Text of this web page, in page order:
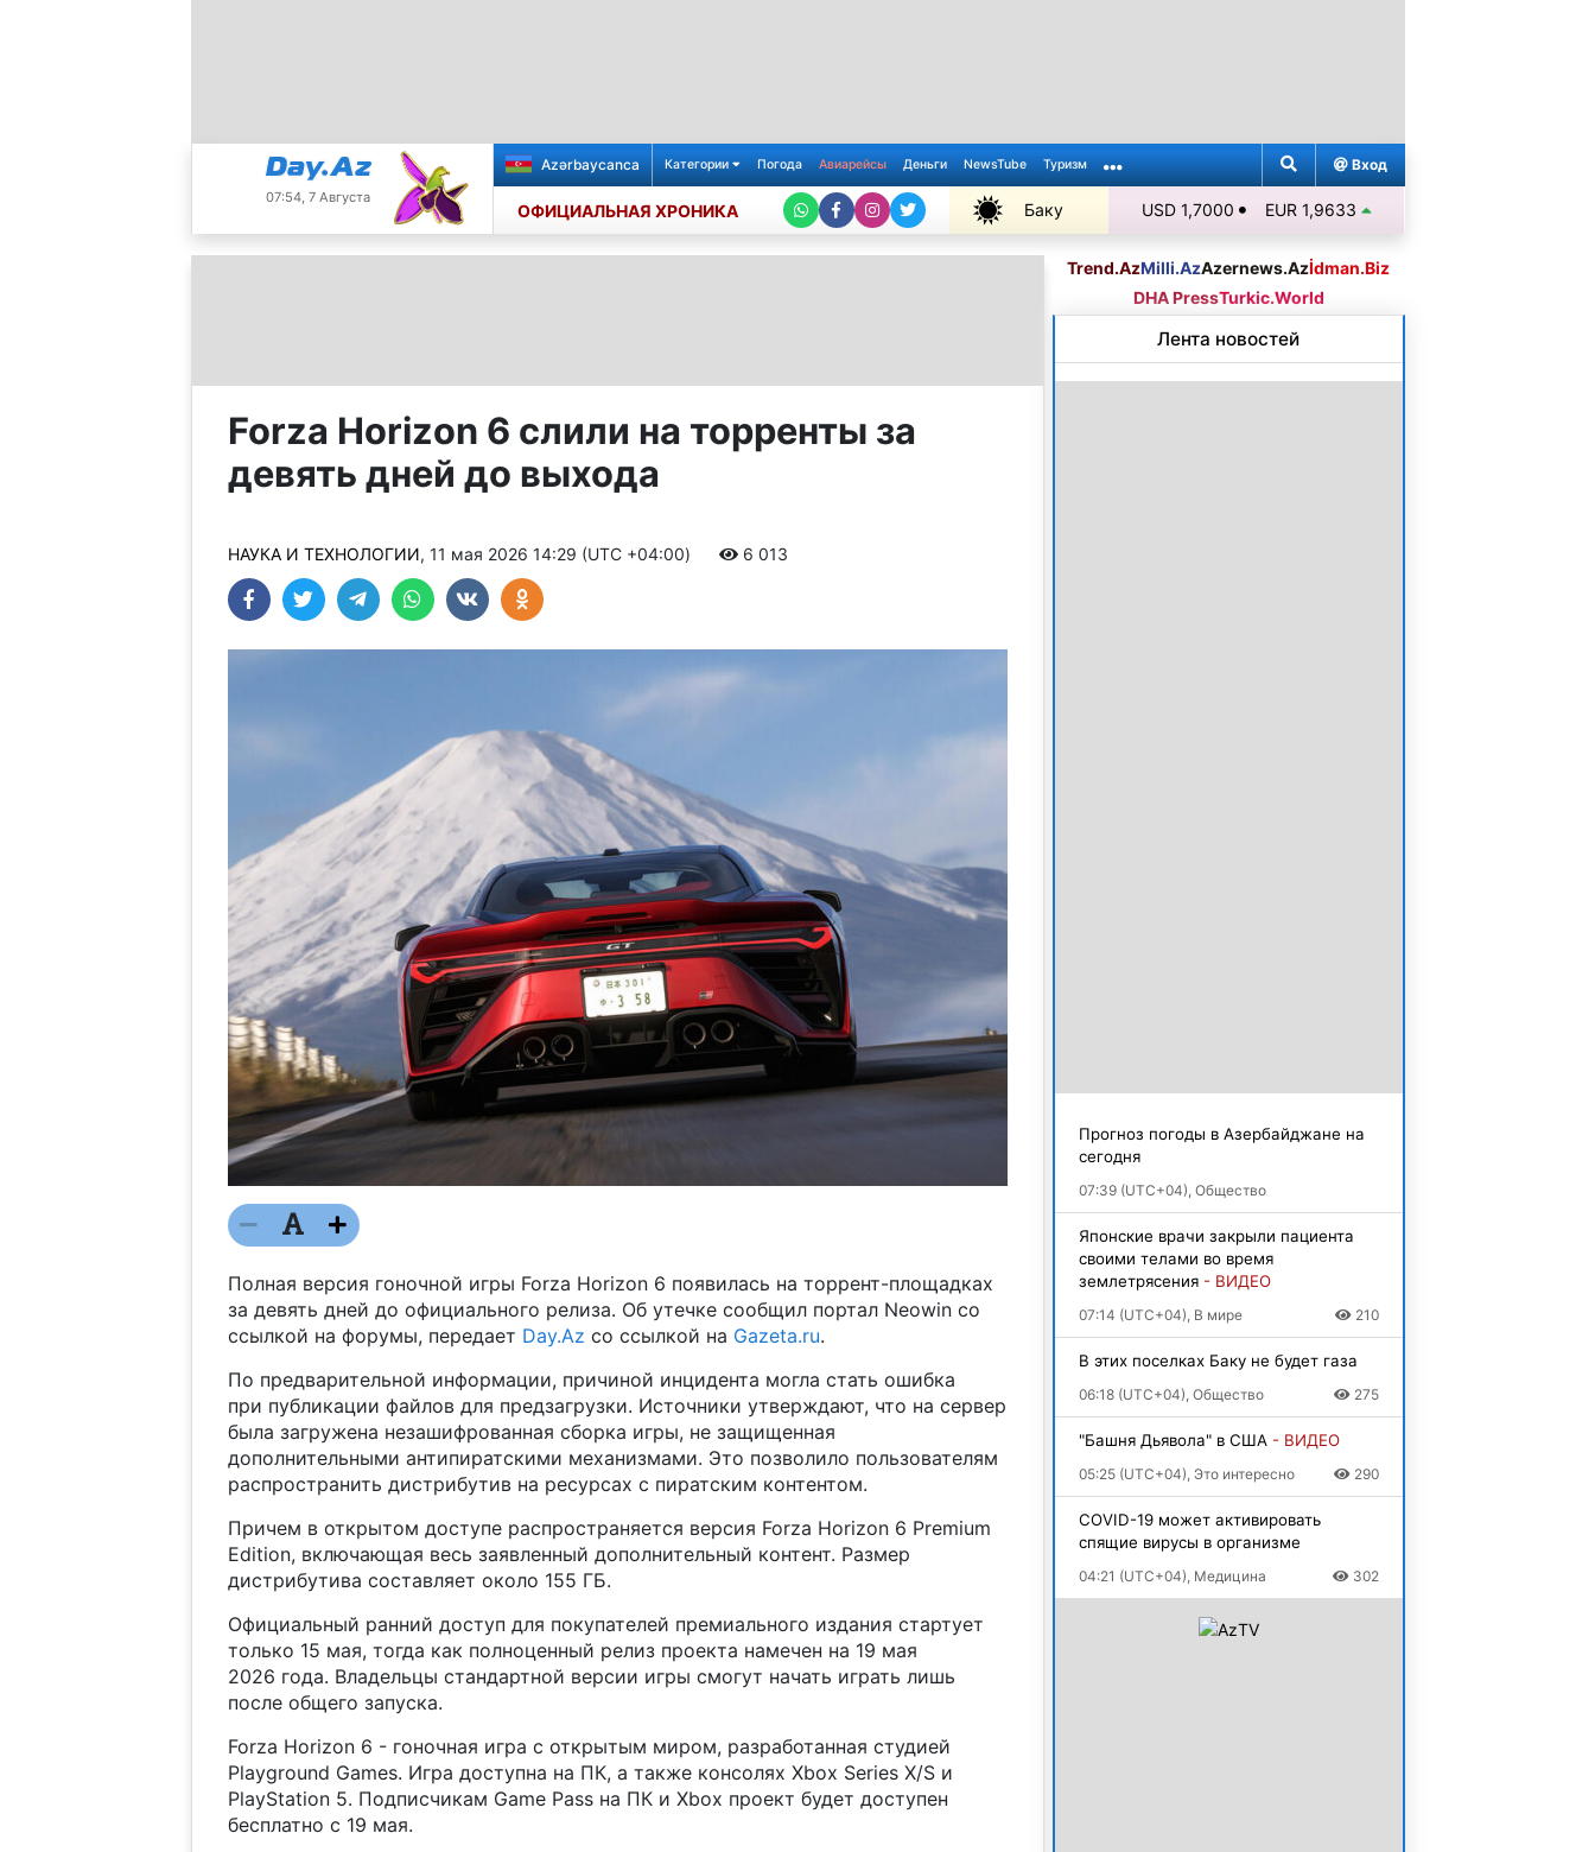
07:54, 7 Августа
Azərbaycanca Категории Погода Авиарейсы Деньги NewsTube Туризм Вход
ОФИЦИАЛЬНАЯ ХРОНИКА Баку
+26℃
USD 1,7000 EUR 1,9633
Forza Horizon 6 слили на торренты за
девять дней до выхода
НАУКА И ТЕХНОЛОГИИ, 11 мая 2026 14:29 (UTC +04:00) 6 013
Полная версия гоночной игры Forza Horizon 6 появилась на торрент-площадках
за девять дней до официального релиза. Об утечке сообщил портал Neowin со
ссылкой на форумы, передает Day.Az со ссылкой на Gazeta.ru.
По предварительной информации, причиной инцидента могла стать ошибка
при публикации файлов для предзагрузки. Источники утверждают, что на сервер
была загружена незашифрованная сборка игры, не защищенная
дополнительными антипиратскими механизмами. Это позволило пользователям
распространить дистрибутив на ресурсах с пиратским контентом.
Причем в открытом доступе распространяется версия Forza Horizon 6 Premium
Edition, включающая весь заявленный дополнительный контент. Размер
дистрибутива составляет около 155 ГБ.
Официальный ранний доступ для покупателей премиального издания стартует
только 15 мая, тогда как полноценный релиз проекта намечен на 19 мая
2026 года. Владельцы стандартной версии игры смогут начать играть лишь
после общего запуска.
Forza Horizon 6 - гоночная игра с открытым миром, разработанная студией
Playground Games. Игра доступна на ПК, а также консолях Xbox Series X/S и
PlayStation 5. Подписчикам Game Pass на ПК и Xbox проект будет доступен
бесплатно с 19 мая.
Trend.AzMilli.AzAzernews.Azİdman.Biz
DHA PressTurkic.World
Лента новостей
Прогноз погоды в Азербайджане на
сегодня
07:39 (UTC+04), Общество
Японские врачи закрыли пациента
своими телами во время
землетрясения - ВИДЕО
07:14 (UTC+04), В мире 210
В этих поселках Баку не будет газа
06:18 (UTC+04), Общество 275
"Башня Дьявола" в США - ВИДЕО
05:25 (UTC+04), Это интересно 290
COVID-19 может активировать
спящие вирусы в организме
04:21 (UTC+04), Медицина 302